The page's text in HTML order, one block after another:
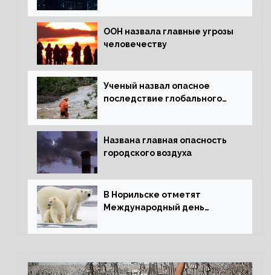
ООН назвала главные угрозы
человечеству
Ученый назвал опасное
последствие глобального
Названа главная опасность
городского воздуха
В Норильске отметят
Международный день